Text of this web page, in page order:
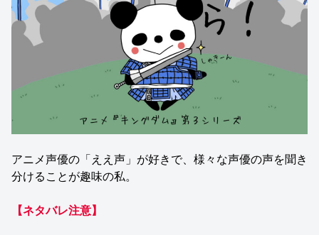
アニメ声優の「ええ声」が好きで、様々な声優の声を聞き
分けることが趣味の私。
【ネタバレ注意】